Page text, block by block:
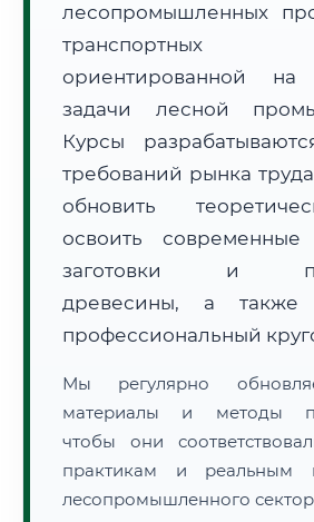
• Маршрут транзита: ~1 714 км
• Экспресс-доставка СДЭК / Почтой:
2–3
📜 Документы и аккредитация
🔍 Нажмите на документ для
лесопромышленных
транспортных
ориентированной на
задачи лесной
Курсы
требований рынка
обновить
освоить современные
заготовки и
древесины, а также
профессиональный
Мы регулярно
материалы и методы
чтобы они
практикам и реальным
лесопромышленного